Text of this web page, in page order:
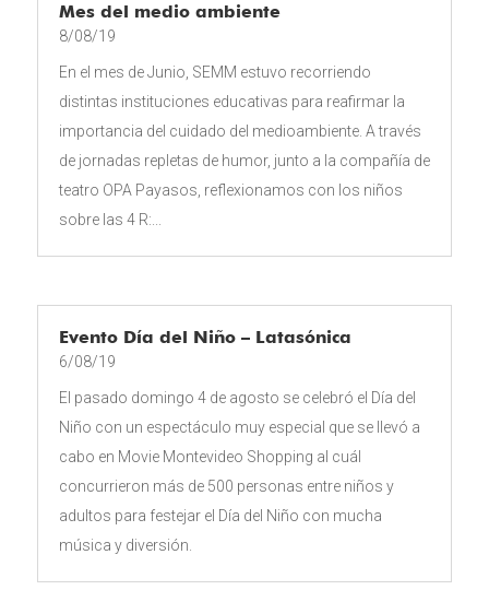
Mes del medio ambiente
8/08/19
En el mes de Junio, SEMM estuvo recorriendo
distintas instituciones educativas para reafirmar la
importancia del cuidado del medioambiente. A través
de jornadas repletas de humor, junto a la compañía de
teatro OPA Payasos, reflexionamos con los niños
sobre las 4 R:...
Evento Día del Niño – Latasónica
6/08/19
El pasado domingo 4 de agosto se celebró el Día del
Niño con un espectáculo muy especial que se llevó a
cabo en Movie Montevideo Shopping al cuál
concurrieron más de 500 personas entre niños y
adultos para festejar el Día del Niño con mucha
música y diversión.